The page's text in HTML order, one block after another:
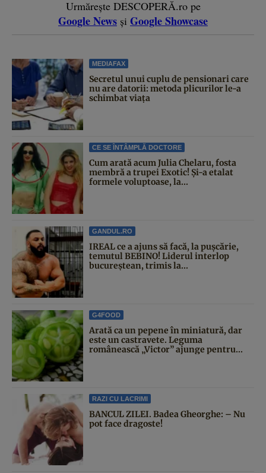
Urmărește DESCOPERĂ.ro pe
Google News și Google Showcase
MEDIAFAX
Secretul unui cuplu de pensionari care
nu are datorii: metoda plicurilor le-a
schimbat viața
CE SE ÎNTÂMPLĂ DOCTORE
Cum arată acum Julia Chelaru, fosta
membră a trupei Exotic! Și-a etalat
formele voluptoase, la...
GANDUL.RO
IREAL ce a ajuns să facă, la pușcărie,
temutul BEBINO! Liderul interlop
bucureștean, trimis la...
G4FOOD
Arată ca un pepene în miniatură, dar
este un castravete. Leguma
românească „Victor” ajunge pentru...
RAZI CU LACRIMI
BANCUL ZILEI. Badea Gheorghe: – Nu
pot face dragoste!